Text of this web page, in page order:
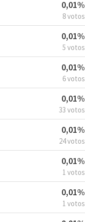
0,01%
8 votos
0,01%
5 votos
0,01%
6 votos
0,01%
33 votos
0,01%
24 votos
0,01%
1 votos
0,01%
1 votos